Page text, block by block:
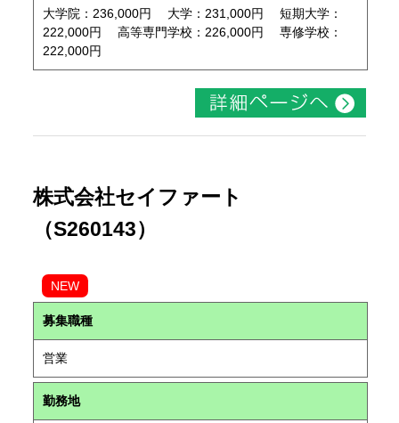
大学院：236,000円 大学：231,000円 短期大学：
222,000円 高等専門学校：226,000円 専修学校：
222,000円
株式会社セイファート
（S260143）
NEW
募集職種
営業
勤務地